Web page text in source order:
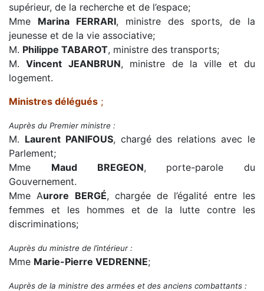
supérieur, de la recherche et de l’espace;
Mme Marina FERRARI, ministre des sports, de la
jeunesse et de la vie associative;
M. Philippe TABAROT, ministre des transports;
M.Vincent JEANBRUN, ministre de la ville et du
logement.
Ministres délégués ;
Auprès du Premier ministre :
M. Laurent PANIFOUS, chargé des relations avec le
Parlement;
Mme Maud BREGEON, porte-parole du
Gouvernement.
Mme Aurore BERGÉ, chargée de l’égalité entre les
femmes et les hommes et de la lutte contre les
discriminations;
Auprès du ministre de l’intérieur :
Mme Marie-Pierre VEDRENNE;
Auprès de la ministre des armées et des anciens combattants :